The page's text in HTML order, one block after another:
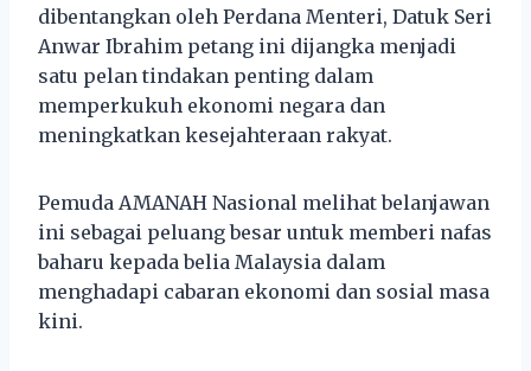
dibentangkan oleh Perdana Menteri, Datuk Seri
Anwar Ibrahim petang ini dijangka menjadi
satu pelan tindakan penting dalam
memperkukuh ekonomi negara dan
meningkatkan kesejahteraan rakyat.
Pemuda AMANAH Nasional melihat belanjawan
ini sebagai peluang besar untuk memberi nafas
baharu kepada belia Malaysia dalam
menghadapi cabaran ekonomi dan sosial masa
kini.